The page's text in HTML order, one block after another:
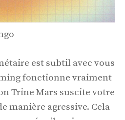
est subtil avec vous
fonctionne vraiment
Trine Mars suscite votre
manière agressive. Cela